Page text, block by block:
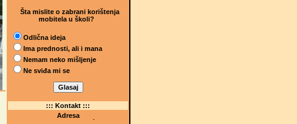
Šta mislite o zabrani korištenja
mobitela u školi?
Odlična ideja
Ima prednosti, ali i mana
Nemam neko mišljenje
Ne sviđa mi se
::: Kontakt :::
Adresa